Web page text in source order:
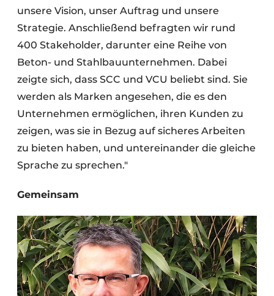
unsere Vision, unser Auftrag und unsere
Strategie. Anschließend befragten wir rund
400 Stakeholder, darunter eine Reihe von
Beton- und Stahlbauunternehmen. Dabei
zeigte sich, dass SCC und VCU beliebt sind. Sie
werden als Marken angesehen, die es den
Unternehmen ermöglichen, ihren Kunden zu
zeigen, was sie in Bezug auf sicheres Arbeiten
zu bieten haben, und untereinander die gleiche
Sprache zu sprechen."
Gemeinsam